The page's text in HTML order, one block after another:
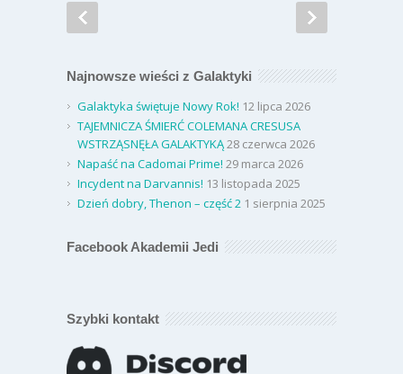
Najnowsze wieści z Galaktyki
Galaktyka świętuje Nowy Rok! 12 lipca 2026
TAJEMNICZA ŚMIERĆ COLEMANA CRESUSA
WSTRZĄSNĘŁA GALAKTYKĄ28 czerwca 2026
Napaść na Cadomai Prime! 29 marca 2026
Incydent na Darvannis! 13 listopada 2025
Dzień dobry, Thenon – część 2 1 sierpnia 2025
Facebook Akademii Jedi
Szybki kontakt